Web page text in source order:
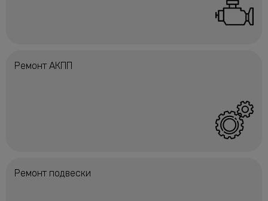
Ремонт АКПП
Ремонт подвески